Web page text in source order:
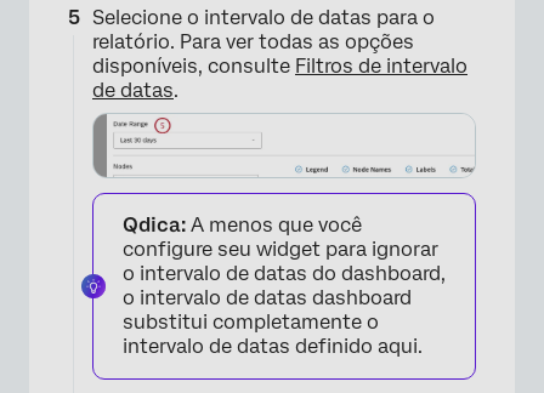
Selecione o intervalo de datas para o
relatório. Para ver todas as opções
disponíveis, consulte Filtros de intervalo
de datas.
Qdica: A menos que você
configure seu widget para ignorar
o intervalo de datas do dashboard,
o intervalo de datas dashboard
substitui completamente o
intervalo de datas definido aqui.